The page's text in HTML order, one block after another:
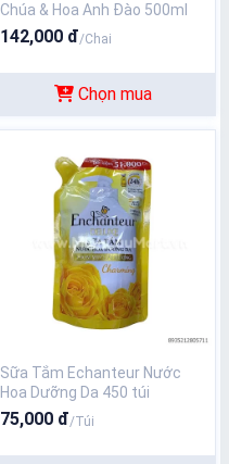
Chúa & Hoa Anh Đào 500ml
142,000 đ/Chai
Chọn mua
Sữa Tắm Echanteur Nước
Hoa Dưỡng Da 450 túi
75,000 đ/Túi